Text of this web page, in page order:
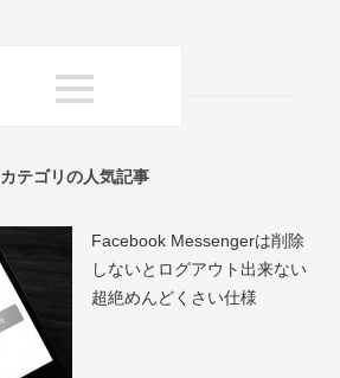
カテゴリの人気記事
Facebook Messengerは削除
しないとログアウト出来ない
超絶めんどくさい仕様